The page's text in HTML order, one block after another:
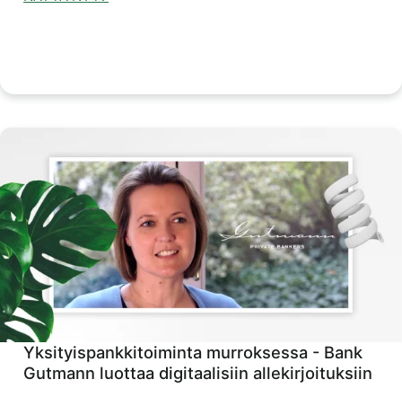
Yksityispankkitoiminta murroksessa - Bank
Gutmann luottaa digitaalisiin allekirjoituksiin